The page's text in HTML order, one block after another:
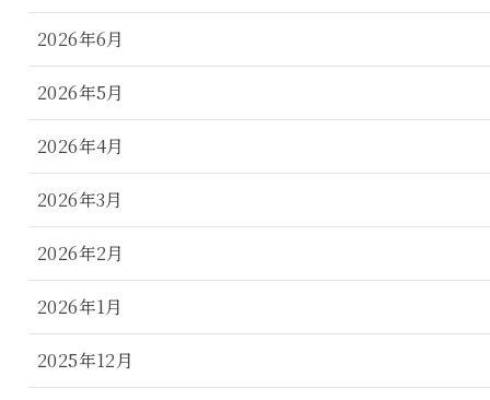
2026年6月
2026年5月
2026年4月
2026年3月
2026年2月
2026年1月
2025年12月